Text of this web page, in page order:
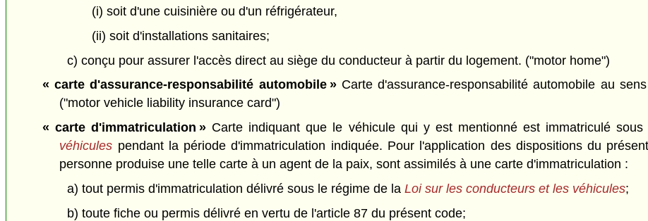
(i) soit d'une cuisinière ou d'un réfrigérateur,
(ii) soit d'installations sanitaires;
c) conçu pour assurer l'accès direct au siège du conducteur à partir du logement. ("motor home")
« carte d'assurance-responsabilité automobile »Carte d'assurance-responsabilité automobile au
("motor vehicle liability insurance card")
« carte d'immatriculation » Carte indiquant que le véhicule qui y est mentionné est immatriculé
véhicules pendant la période d'immatriculation indiquée. Pour l'application des dispositions du
personne produise une telle carte à un agent de la paix, sont assimilés à une carte d'immatriculation :
a) tout permis d'immatriculation délivré sous le régime de la Loi sur les conducteurs et les véhicules;
b) toute fiche ou permis délivré en vertu de l'article 87 du présent code;